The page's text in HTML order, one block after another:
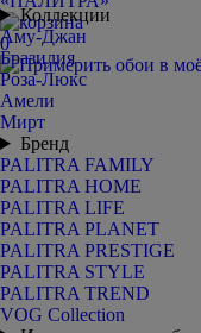
0
Коллекции
Аму-Джан
Бразилия
Роза-Люкс
Амели
Мирт
Бренд
PALITRA FAMILY
PALITRA HOME
PALITRA LIFE
PALITRA PLANET
PALITRA PRESTIGE
PALITRA STYLE
PALITRA TREND
VOG Collection